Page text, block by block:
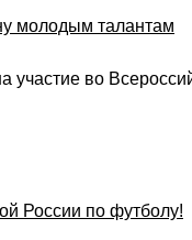
молодым талантам
участие во
России по футболу!